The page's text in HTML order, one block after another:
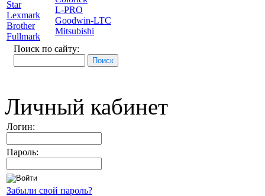
Star
Lexmark
Brother
Fullmark
L-PRO
Goodwin-LTC
Mitsubishi
Поиск по сайту:
Личный кабинет
Логин:
Пароль:
Забыли свой пароль?